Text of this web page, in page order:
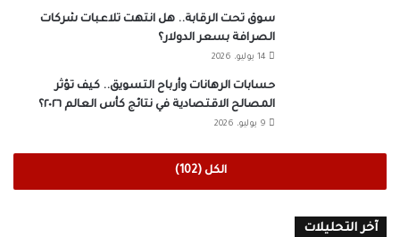
سوق تحت الرقابة.. هل انتهت تلاعبات شركات
الصرافة بسعر الدولار؟
14 يوليو، 2026
حسابات الرهانات وأرباح التسويق.. كيف تؤثر
المصالح الاقتصادية في نتائج كأس العالم ٢٠٢٦؟
9 يوليو، 2026
الكل (102)
آخر التحليلات